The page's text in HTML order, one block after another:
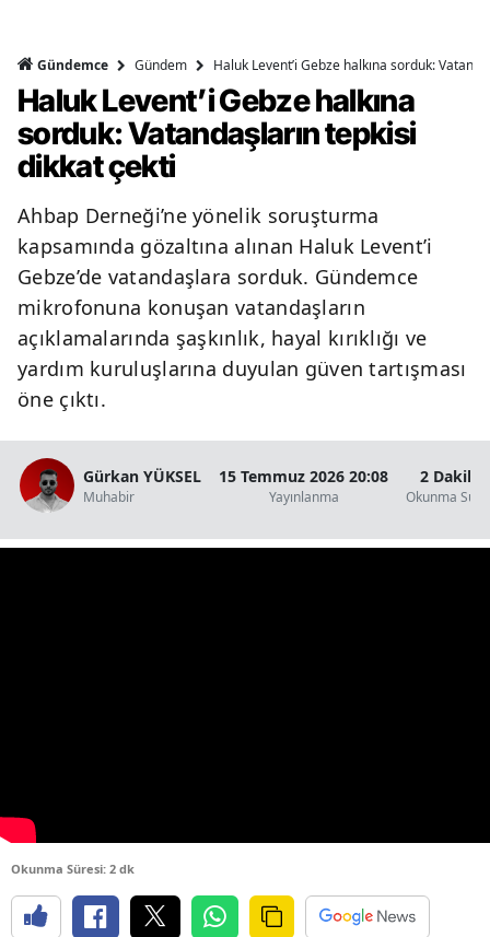
Gündemce Gündem Haluk Levent’i Gebze halkına sorduk:
Haluk Levent’i Gebze halkına
sorduk: Vatandaşların tepkisi
dikkat çekti
Ahbap Derneği’ne yönelik soruşturma
kapsamında gözaltına alınan Haluk Levent’i
Gebze’de vatandaşlara sorduk. Gündemce
mikrofonuna konuşan vatandaşların
açıklamalarında şaşkınlık, hayal kırıklığı ve
yardım kuruluşlarına duyulan güven tartışması
öne çıktı.
Gürkan YÜKSEL
Muhabir
15 Temmuz 2026 20:08
Yayınlanma
2 Dakika
Okunma
Okunma Süresi: 2 dk